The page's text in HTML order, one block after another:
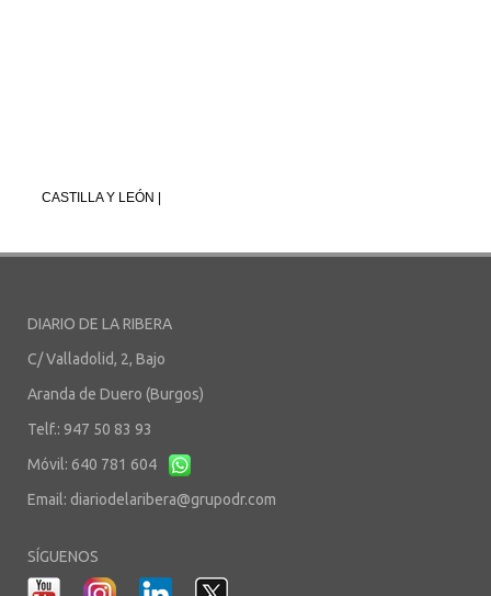
CASTILLA Y LEÓN |
DIARIO DE LA RIBERA
C/ Valladolid, 2, Bajo
Aranda de Duero (Burgos)
Telf.: 947 50 83 93
Móvil: 640 781 604
Email: diariodelaribera@grupodr.com
SÍGUENOS